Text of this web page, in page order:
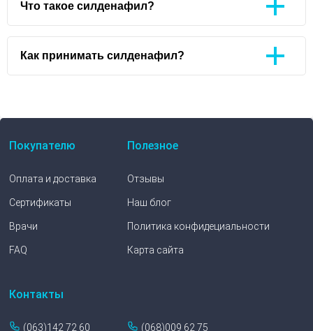
Что такое силденафил?
Как принимать силденафил?
Покупателю
Оплата и доставка
Сертификаты
Врачи
FAQ
Полезное
Отзывы
Наш блог
Политика конфидециальности
Карта сайта
Контакты
(063)142 72 60 (068)009 62 75